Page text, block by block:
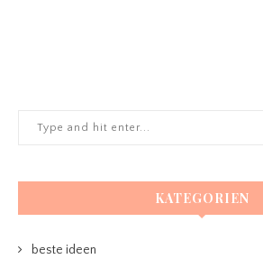
KATEGORIEN
beste ideen